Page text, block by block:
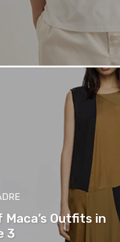
Maca’s Outfits in
3